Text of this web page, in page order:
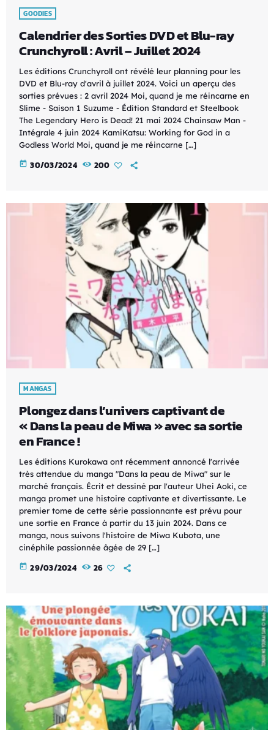
GOODIES
Calendrier des Sorties DVD et Blu-ray
Crunchyroll : Avril – Juillet 2024
Les éditions Crunchyroll ont révélé leur planning pour les
DVD et Blu-ray d'avril à juillet 2024. Voici un aperçu des
sorties prévues : 2 avril 2024 Moi, quand je me réincarne en
Slime - Saison 1 Suzume - Édition Standard et Steelbook
The Legendary Hero is Dead! 21 mai 2024 Chainsaw Man -
Intégrale 4 juin 2024 KamiKatsu: Working for God in a
Godless World Moi, quand je me réincarne […]
today 30/03/2024 200
MANGAS
Plongez dans l’univers captivant de
« Dans la peau de Miwa » avec sa sortie
en France !
Les éditions Kurokawa ont récemment annoncé l'arrivée
très attendue du manga "Dans la peau de Miwa" sur le
marché français. Écrit et dessiné par l'auteur Uhei Aoki, ce
manga promet une histoire captivante et divertissante. Le
premier tome de cette série passionnante est prévu pour
une sortie en France à partir du 13 juin 2024. Dans ce
manga, nous suivons l'histoire de Miwa Kubota, une
cinéphile passionnée âgée de 29 […]
today 29/03/2024 26